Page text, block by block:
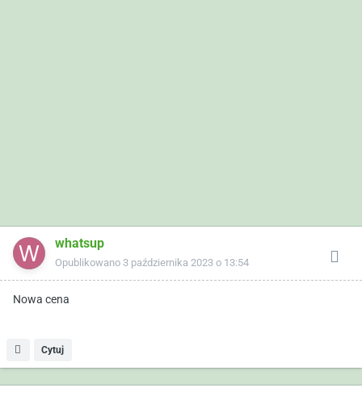
whatsup
Opublikowano 3 października 2023 o 13:54
Nowa cena
Cytuj